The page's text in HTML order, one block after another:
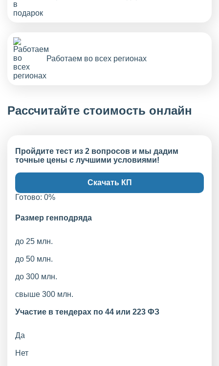
Работаем во всех регионах
Рассчитайте стоимость онлайн
Пройдите тест из 2 вопросов и мы дадим
точные цены с лучшими условиями!
Скачать КП
Готово: 0%
Размер генподряда
до 25 млн.
до 50 млн.
до 300 млн.
свыше 300 млн.
Участие в тендерах по 44 или 223 ФЗ
Да
Нет